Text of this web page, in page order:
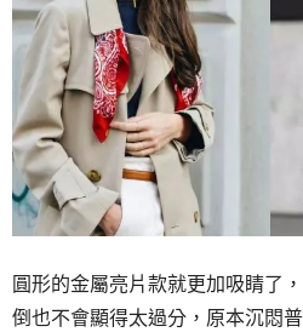
圓形的金屬亮片款就更加吸睛了
倒也不會顯得太過分，原本沉悶